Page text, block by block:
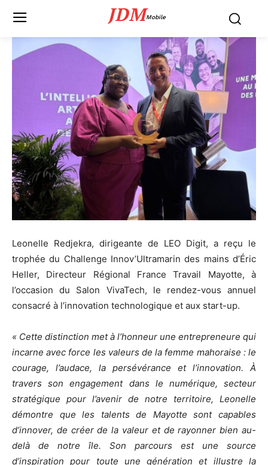
JDMMobile
Leonelle Redjekra, dirigeante de LEO Digit, a reçu le
trophée du Challenge Innov’Ultramarin des mains d’Éric
Heller, Directeur Régional France Travail Mayotte, à
l’occasion du Salon VivaTech, le rendez-vous annuel
consacré à l’innovation technologique et aux start-up.
« Cette distinction met à l’honneur une entrepreneure qui
incarne avec force les valeurs de la femme mahoraise : le
courage, l’audace, la persévérance et l’innovation. À
travers son engagement dans le numérique, secteur
stratégique pour l’avenir de notre territoire, Leonelle
démontre que les talents de Mayotte sont capables
d’innover, de créer de la valeur et de rayonner bien au-
delà de notre île. Son parcours est une source
d’inspiration pour toute une génération et illustre la